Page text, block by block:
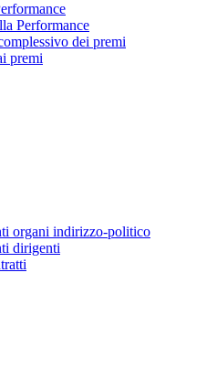
Performance
dei premi
premi
organi indirizzo-politico
dirigenti